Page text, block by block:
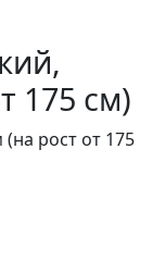
175 см)